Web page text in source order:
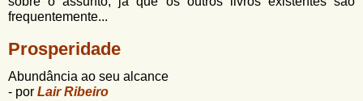
frequentemente...
Prosperidade
Abundância ao seu alcance
- por Lair Ribeiro